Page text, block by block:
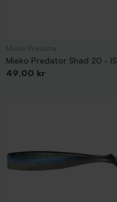
Mieko Predator Shad 20 - IS
Pris
49,00 kr